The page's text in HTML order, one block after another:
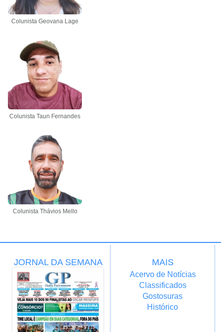
Colunista Geovana Lage
Colunista Taun Fernandes
Colunista Thávios Mello
JORNAL DA SEMANA MAIS
Acervo de Notícias
Classificados
Gostosuras
Histórico